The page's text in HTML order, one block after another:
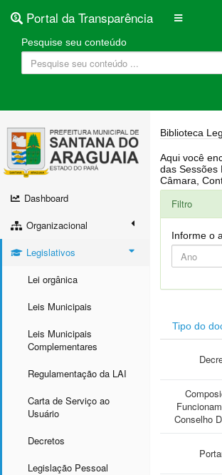
Portal da Transparência
Pesquise seu conteúdo
Dashboard
Organizacional
Legislativos
Lei orgânica
Leis Municipais
Leis Municipais
Complementares
Regulamentação da LAI
Carta de Serviço ao
Usuário
Decretos
Legislação Pessoal
Biblioteca
Aqui você encontra as Leis Ordinárias, Leis
das Sessões Plenárias, Regulamentação da LAI, Atos de Julgamento do Governo, Agenda Externa do presidente, Relatório do Controle Interno, Projetos em tramitação na
Filtro
Informe o
Tipo do
Conselho